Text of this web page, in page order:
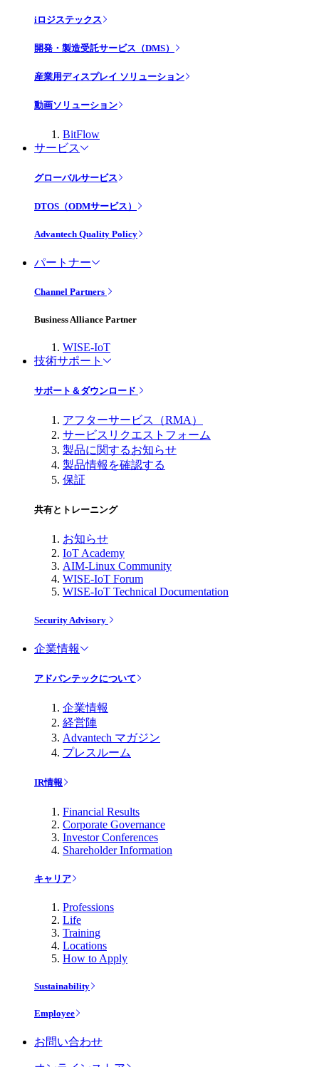
iロジステックス
開発・製造受託サービス（DMS）
産業用ディスプレイ ソリューション
動画ソリューション
BitFlow
サービス
グローバルサービス
DTOS（ODMサービス）
Advantech Quality Policy
パートナー
Channel Partners
Business Alliance Partner
WISE-IoT
技術サポート
サポート＆ダウンロード
アフターサービス（RMA）
サービスリクエストフォーム
製品に関するお知らせ
製品情報を確認する
保証
共有とトレーニング
お知らせ
IoT Academy
AIM-Linux Community
WISE-IoT Forum
WISE-IoT Technical Documentation
Security Advisory
企業情報
アドバンテックについて
企業情報
経営陣
Advantech マガジン
プレスルーム
IR情報
Financial Results
Corporate Governance
Investor Conferences
Shareholder Information
キャリア
Professions
Life
Training
Locations
How to Apply
Sustainability
Employee
お問い合わせ